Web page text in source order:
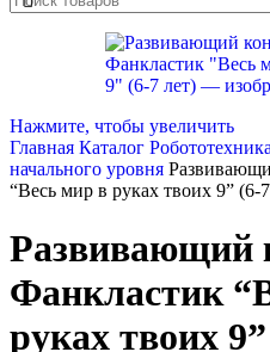
Нажмите, чтобы увеличить
Главная Каталог Робототехника
начального уровня
“Весь мир в руках твоих 9” (6-
Развивающий
Фанкластик
руках твоих